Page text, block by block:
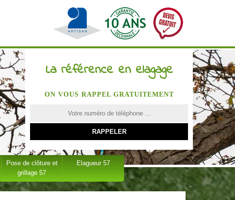
La référence en elagage
ON VOUS RAPPEL GRATUITEMENT
Pose de clôture et
grillage 57
Elagueur 57